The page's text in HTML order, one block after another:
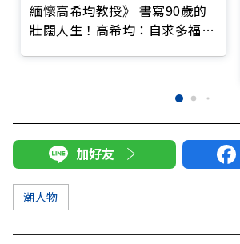
緬懷高希均教授》 書寫90歲的
壯闊人生！高希均：自求多福、
加好友
潮人物